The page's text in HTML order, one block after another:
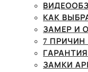
КАК
ЗАМЕР И
7 ПРИЧИН
ГАРАНТИЯ
ЗАМКИ